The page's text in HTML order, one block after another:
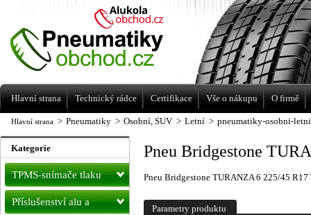
Hlavní strana > Pneumatiky > Osobní, SUV > Letní > pneumatiky-osobni-
Pneu Bridgestone
Pneu Bridgestone TURANZA 6 225/45
Parametry produktu
Kategorie
TPMS-snímače tlaku
Příslušenství alu a
Levné pneumatiky letní, zimní, Alu kola
a litá kola Racing Line
Hlavní strana Technický rádce Certifikace Vše o nákupu O firmě